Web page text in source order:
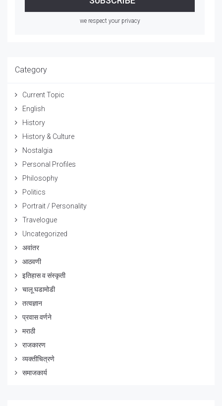
we respect your privacy
Category
Current Topic
English
History
History & Culture
Nostalgia
Personal Profiles
Philosophy
Politics
Portrait / Personality
Travelogue
Uncategorized
अवांतर
आठवणी
इतिहास व संस्कृती
चालू घडामोडी
तत्वज्ञान
प्रवास वर्णने
मराठी
राजकारण
व्यक्तीचित्रणे
समाजकार्य